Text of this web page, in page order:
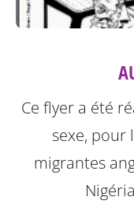
Ce flyer a été
sexe, pour
migrantes